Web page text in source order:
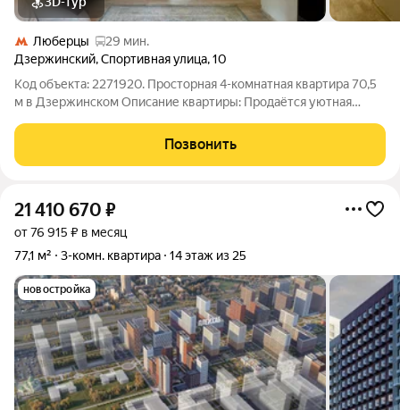
Люберцы
29 мин.
Дзержинский,Спортивная улица,10
Код объекта: 2271920. Просторная 4-комнатная квартира 70,5
м в Дзержинском Описание квартиры: Продаётся уютная
на Спортивной улице в спокойном и благоустроенном районе
города Дзержинский.
Позвонить
21 410 670 ₽
от 76 915 ₽ в месяц
77,1 м²
3-комн. квартира 14 этаж из 25
новостройка